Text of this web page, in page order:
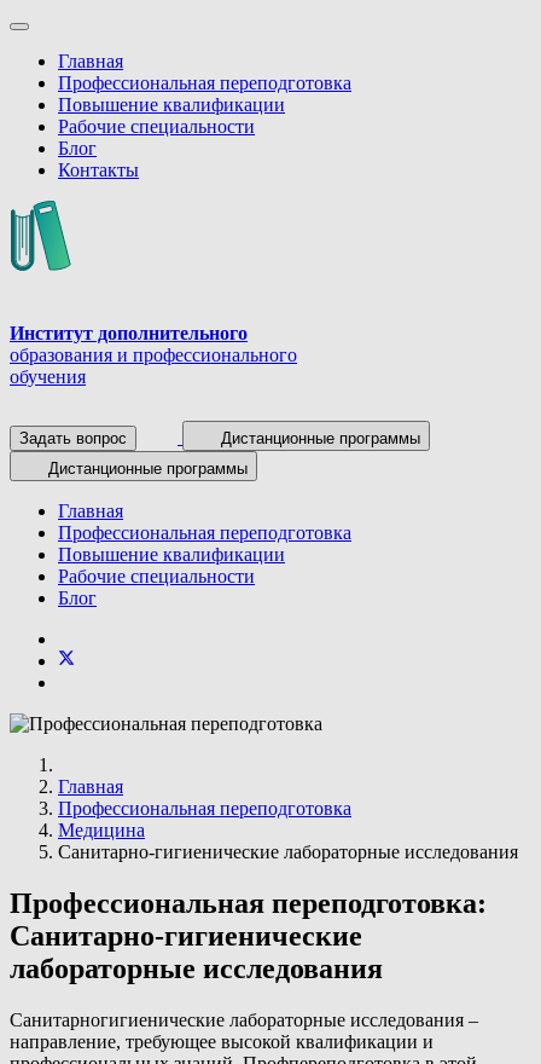
Главная
Профессиональная переподготовка
Повышение квалификации
Рабочие специальности
Блог
Контакты
Институт дополнительного
образования и профессионального
обучения
Задать вопрос
Дистанционные программы
Дистанционные программы
Главная
Профессиональная переподготовка
Повышение квалификации
Рабочие специальности
Блог
Главная
Профессиональная переподготовка
Медицина
Санитарно-гигиенические лабораторные исследования
Профессиональная переподготовка:
Санитарно-гигиенические
лабораторные исследования
Санитарногигиенические лабораторные исследования –
направление, требующее высокой квалификации и